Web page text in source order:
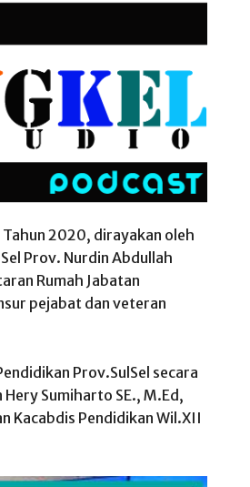
Tahun 2020, dirayakan oleh
Prov. Nurdin Abdullah
Rumah Jabatan
pejabat dan veteran
Prov.SulSel secara
Sumiharto SE., M.Ed,
Kacabdis Pendidikan Wil.XII